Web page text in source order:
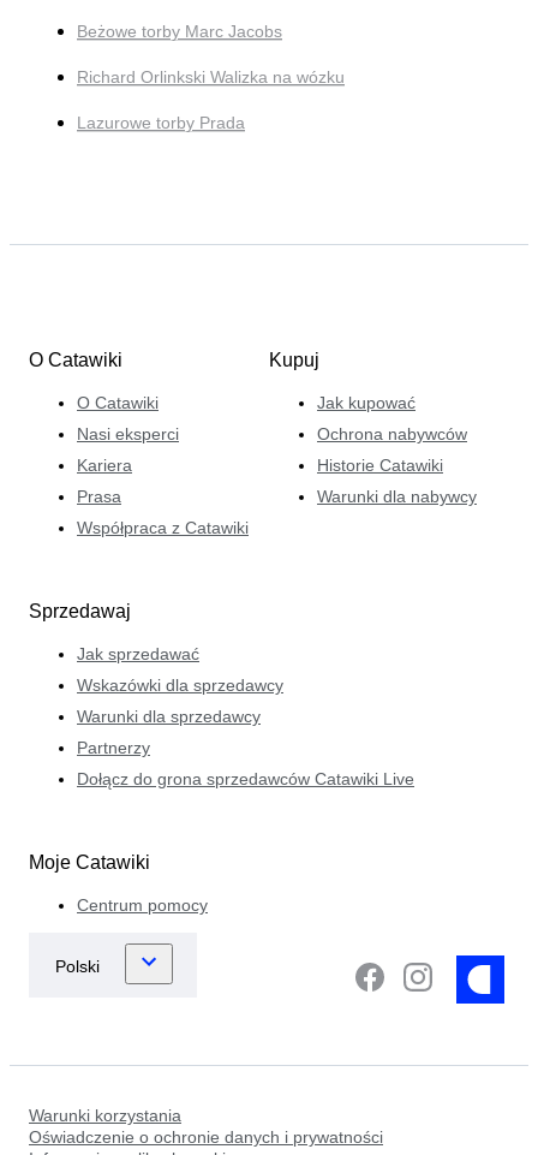
Beżowe torby Marc Jacobs
Richard Orlinkski Walizka na wózku
Lazurowe torby Prada
O Catawiki
O Catawiki
Nasi eksperci
Kariera
Prasa
Współpraca z Catawiki
Kupuj
Jak kupować
Ochrona nabywców
Historie Catawiki
Warunki dla nabywcy
Sprzedawaj
Jak sprzedawać
Wskazówki dla sprzedawcy
Warunki dla sprzedawcy
Partnerzy
Dołącz do grona sprzedawców Catawiki Live
Moje Catawiki
Centrum pomocy
Warunki korzystania
Oświadczenie o ochronie danych i prywatności